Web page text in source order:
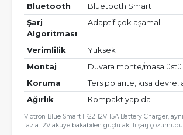
Bluetooth
Bluetooth Smart
Şarj
Algoritması
Adaptif çok aşamalı
Verimlilik
Yüksek
Montaj
Duvara monte/masa üstü
Koruma
Ters polarite, kısa devre,
Ağırlık
Kompakt yapıda
Victron Blue Smart IP22 12V 15A Battery Charger,
fazla 12V aküye bakabilen güçlü akıllı şarj